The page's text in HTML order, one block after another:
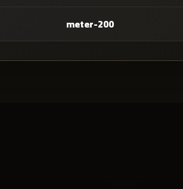
200-meter